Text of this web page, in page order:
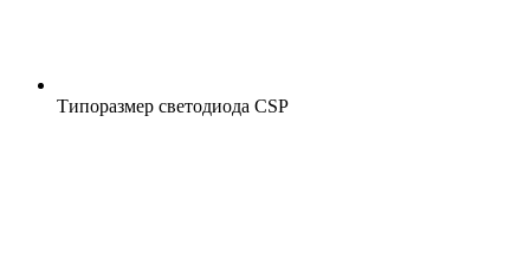
Типоразмер светодиода CSP